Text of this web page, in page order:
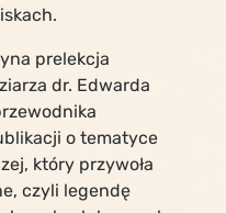
prelekcja
dr. Edwarda
o tematyce
który przywoła
czyli legendę